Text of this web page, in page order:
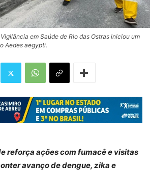
em Saúde de Rio das Ostras iniciou um
Aedes aegypti.
reforça ações com fumacê e visitas
avanço de dengue, zika e